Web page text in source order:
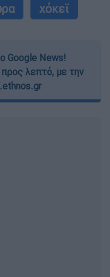
χόκεϊ
Google News!
προς λεπτό, με την